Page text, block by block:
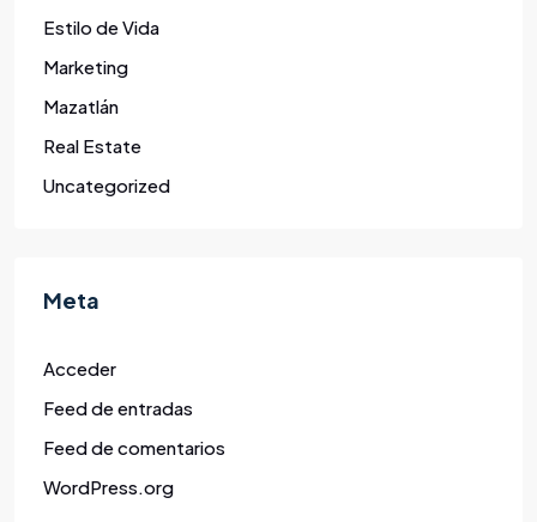
Estilo de Vida
Marketing
Mazatlán
Real Estate
Uncategorized
Meta
Acceder
Feed de entradas
Feed de comentarios
WordPress.org